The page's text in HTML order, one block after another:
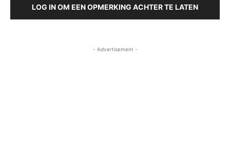
LOG IN OM EEN OPMERKING ACHTER TE LATEN
- Advertisement -